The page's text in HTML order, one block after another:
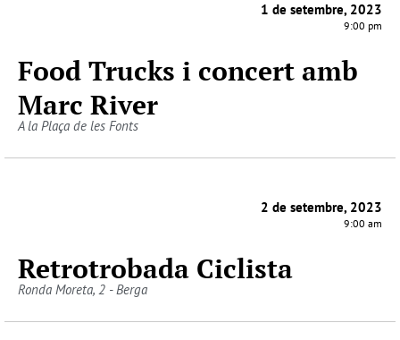
1 de setembre, 2023
9:00 pm
Food Trucks i concert amb
Marc River
A la Plaça de les Fonts
2 de setembre, 2023
9:00 am
Retrotrobada Ciclista
Ronda Moreta, 2 - Berga